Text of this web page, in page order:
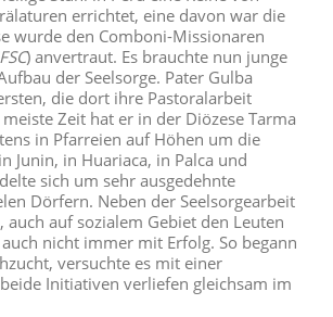
errichtet, eine davon war die
wurde den Comboni-Missionaren
) anvertraut. Es brauchte nun junge
der Seelsorge. Pater Gulba
die dort ihre Pastoralarbeit
Zeit hat er in der Diözese Tarma
in Pfarreien auf Höhen um die
Junin, in Huariaca, in Palca und
sich um sehr ausgedehnte
Dörfern. Neben der Seelsorgearbeit
auch auf sozialem Gebiet den Leuten
nicht immer mit Erfolg. So begann
versuchte es mit einer
Initiativen verliefen gleichsam im